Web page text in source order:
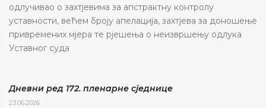
одлучивао о захтјевима за апстрактну контролу
уставности, већем броју апелација, захтјева за доношење
привремених мјера те рјешења о неизвршењу одлука
Уставног суда
Дневни ред 172. пленарне сједнице
23.06.2026.